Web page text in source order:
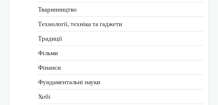
Тваринництво
Технології, техніка та гаджети
Традиції
Фільми
Фінанси
Фундаментальні науки
Хобі